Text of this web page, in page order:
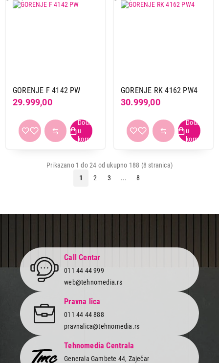
GORENJE F 4142 PW
29.999,00
GORENJE RK 4162 PW4
30.999,00
Prikazano 1 do 24 od ukupno 188 (8 stranica)
1
2 3 ... 8
Call Centar
011 44 44 999
web@tehnomedia.rs
Pravna lica
011 44 44 888
pravnalica@tehnomedia.rs
Tehnomedia Centrala
Generala Gambete 44, Zaječar